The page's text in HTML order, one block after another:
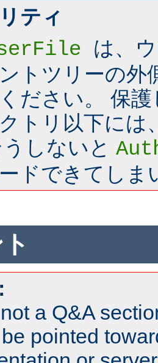
ティ
は、
トツリーの外
ださい。 保
トリ以下には
しないと
ドできてしま
a Q&A
pointed